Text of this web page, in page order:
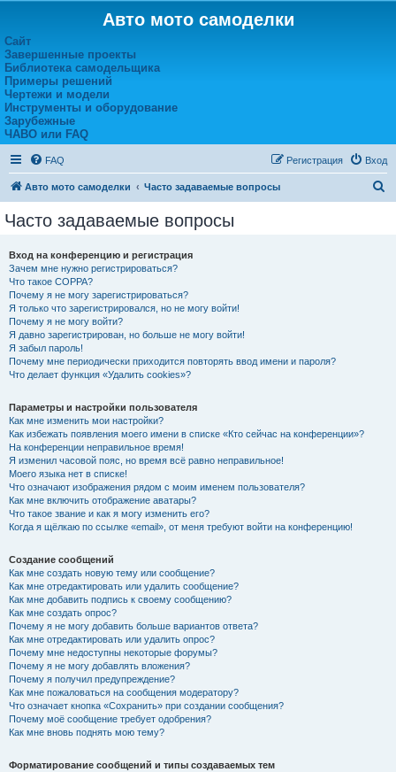
Авто мото самоделки
Сайт
Завершенные проекты
Библиотека самодельщика
Примеры решений
Чертежи и модели
Инструменты и оборудование
Зарубежные
ЧАВО или FAQ
FAQ Вход
Регистрация
Авто мото самоделки Часто задаваемые вопросы
Часто задаваемые вопросы
Вход на конференцию и регистрация
Зачем мне нужно регистрироваться?
Что такое COPPA?
Почему я не могу зарегистрироваться?
Я только что зарегистрировался, но не могу войти!
Почему я не могу войти?
Я давно зарегистрирован, но больше не могу войти!
Я забыл пароль!
Почему мне периодически приходится повторять ввод имени и пароля?
Что делает функция «Удалить cookies»?
Параметры и настройки пользователя
Как мне изменить мои настройки?
Как избежать появления моего имени в списке «Кто сейчас на конференции»?
На конференции неправильное время!
Я изменил часовой пояс, но время всё равно неправильное!
Моего языка нет в списке!
Что означают изображения рядом с моим именем пользователя?
Как мне включить отображение аватары?
Что такое звание и как я могу изменить его?
Когда я щёлкаю по ссылке «email», от меня требуют войти на конференцию!
Создание сообщений
Как мне создать новую тему или сообщение?
Как мне отредактировать или удалить сообщение?
Как мне добавить подпись к своему сообщению?
Как мне создать опрос?
Почему я не могу добавить больше вариантов ответа?
Как мне отредактировать или удалить опрос?
Почему мне недоступны некоторые форумы?
Почему я не могу добавлять вложения?
Почему я получил предупреждение?
Как мне пожаловаться на сообщения модератору?
Что означает кнопка «Сохранить» при создании сообщения?
Почему моё сообщение требует одобрения?
Как мне вновь поднять мою тему?
Форматирование сообщений и типы создаваемых тем